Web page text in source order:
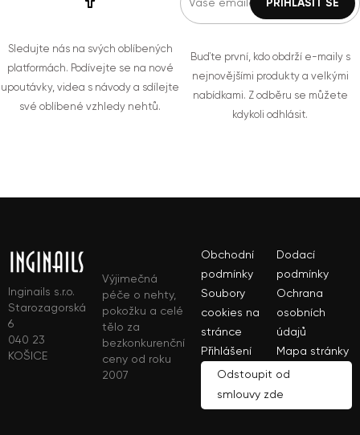
Sledujte nás na svých oblíbených
platformách. Podívejte se na nové
upoutávky, videa s návody a sdílejte
své oblíbené vzhledy nehtů.
Buďte první, kdo obdrží e-maily s
nejnovějšími produkty a velkými
nabídkami. Z odběru se můžete
kdykoli odhlásit.
Inginails s.r.o.
Starozagorská
6
040 23
KOŠICE
Výjimečná
péče o nehty,
pokožku a celé
tělo za
bezkonkurenční
ceny od roku
2007
Obchodní
podmínky
Dodací
podmínky
Soubory
cookies na
stránce
Ochrana
osobních
údajů
Přihlášení
Mapa stránky
Odstoupit od
smlouvy zde